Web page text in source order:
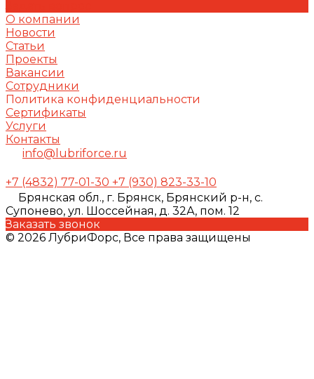
О компании
Новости
Статьи
Проекты
Вакансии
Сотрудники
Политика конфиденциальности
Сертификаты
Услуги
Контакты
info@lubriforce.ru
+7 (4832) 77-01-30 +7 (930) 823-33-10
Брянская обл., г. Брянск, Брянский р-н, с.
Супонево, ул. Шоссейная, д. 32А, пом. 12
Заказать звонок
© 2026 ЛубриФорс, Все права защищены